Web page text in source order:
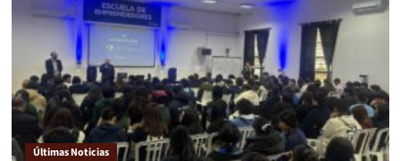
Últimas Noticias